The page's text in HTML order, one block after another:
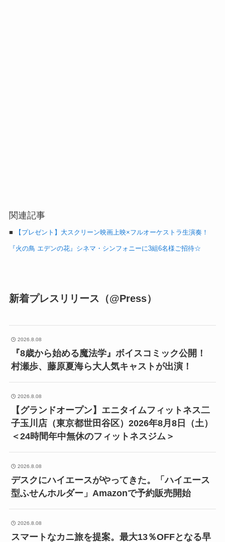
関連記事
■ 【プレゼント】大スクリーン映画上映×フルオーケストラ生演奏！
『火の鳥 エデンの花』シネマ・シンフォニーに3組6名様ご招待☆
新着プレスリリース（@Press）
2026.8.08
『8歳から始める魔法学』ボイスコミック公開！
村瀬歩、藤原夏海ら大人気キャストが出演！
2026.8.08
【グランドオープン】エニタイムフィットネス二
子玉川店（東京都世田谷区）2026年8月8日（土）
＜24時間年中無休のフィットネスジム＞
2026.8.08
デスクにハイエースがやってきた。「ハイエース
型ふせんホルダー」Amazonで予約販売開始
2026.8.08
スマートなカニ旅を提案。最大13％OFFとなる早